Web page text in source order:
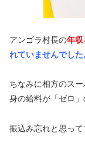
アンゴラ村長の年収
れていませんでした
ちなみに相方のス
身の給料が「ゼロ」
振込み忘れと思って